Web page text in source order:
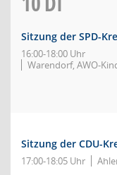
Sitzung der SPD-
16:00-18:00 Uhr
Warendorf, AWO-
Sitzung der CDU-
17:00-18:05 Uhr